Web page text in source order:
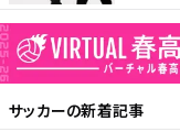
サッカーの新着記事